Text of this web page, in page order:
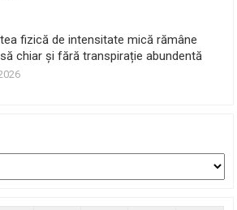
fizică de intensitate mică rămâne
chiar și fără transpirație abundentă